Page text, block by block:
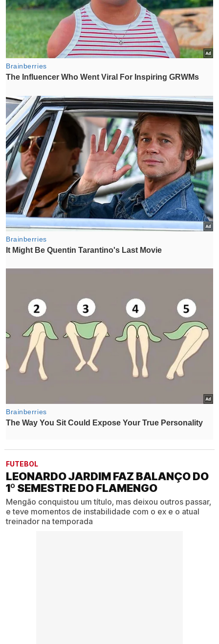
FUTEBOL
LEONARDO JARDIM FAZ BALANÇO DO
1º SEMESTRE DO FLAMENGO
Mengão conquistou um título, mas deixou outros passar,
e teve momentos de instabilidade com o ex e o atual
treinador na temporada